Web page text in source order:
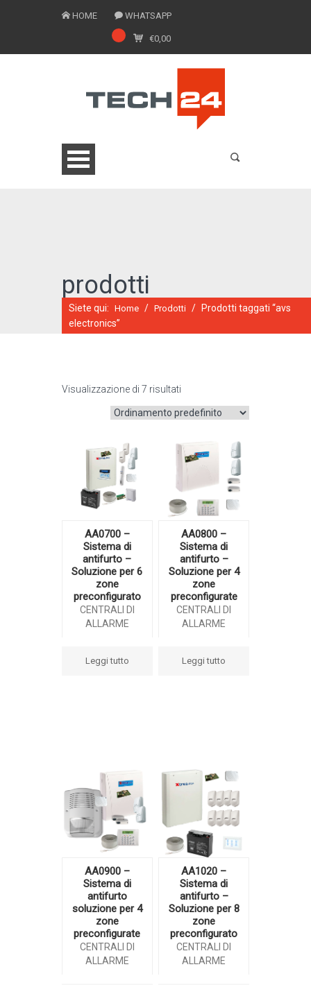
HOME WHATSAPP
€0,00
CATALOGO ONLINE
prodotti
Siete qui: Home / Prodotti /
Prodotti taggati “avs
electronics”
Visualizzazione di 7 risultati
AA0700 –
Sistema di
antifurto –
Soluzione per 6
zone
preconfigurato
CENTRALI DI
ALLARME
Leggi tutto
AA0800 –
Sistema di
antifurto –
Soluzione per 4
zone
preconfigurate
CENTRALI DI
ALLARME
Leggi tutto
AA0900 –
Sistema di
antifurto
soluzione per 4
zone
preconfigurate
CENTRALI DI
ALLARME
AA1020 –
Sistema di
antifurto –
Soluzione per 8
zone
preconfigurato
CENTRALI DI
ALLARME